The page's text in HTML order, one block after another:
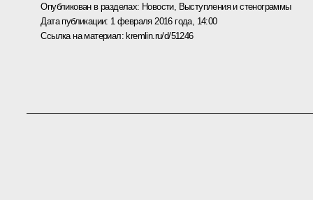
Опубликован в разделах: Новости, Выступления и стенограммы
Дата публикации: 1 февраля 2016 года, 14:00
Ссылка на материал: kremlin.ru/d/51246